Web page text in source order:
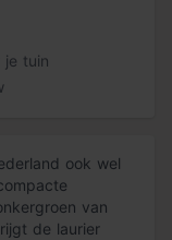
je tuin
ook wel
van
de laurier